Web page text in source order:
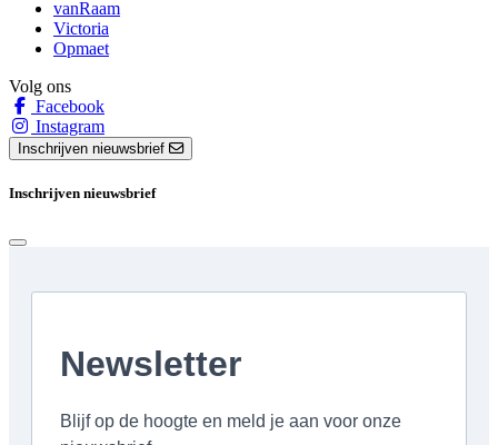
vanRaam
Victoria
Opmaet
Volg ons
Facebook
Instagram
Inschrijven nieuwsbrief
Inschrijven nieuwsbrief